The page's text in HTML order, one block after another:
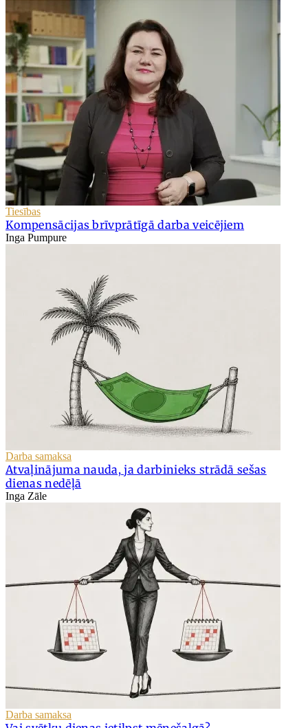
Tiesības
Kompensācijas brīvprātīgā darba veicējiem
Inga Pumpure
Darba samaksa
Atvaļinājuma nauda, ja darbinieks strādā sešas
dienas nedēļā
Inga Zāle
Darba samaksa